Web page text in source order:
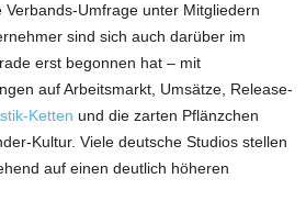
Verbands-Umfrage unter Mitgliedern
sind sich auch darüber im
erst begonnen hat – mit
auf Arbeitsmarkt, Umsätze, Release-
Ketten und die zarten Pflänzchen
Kultur. Viele deutsche Studios stellen
auf einen deutlich höheren